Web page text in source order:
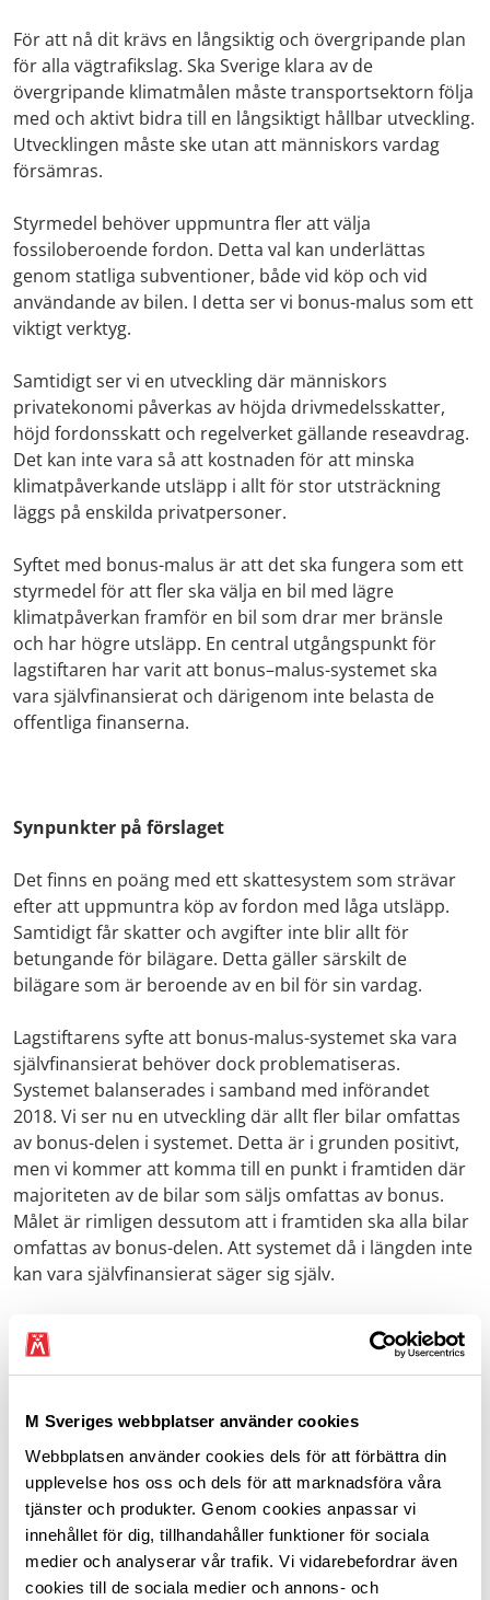
M Sveriges webbplatser använder cookies
Webbplatsen använder cookies dels för att förbättra din
upplevelse hos oss och dels för att marknadsföra våra
tjänster och produkter. Genom cookies anpassar vi
innehållet för dig, tillhandahåller funktioner för sociala
medier och analyserar vår trafik. Vi vidarebefordrar även
cookies till de sociala medier och annons- och
För att nå dit krävs en långsiktig och övergripande plan
för alla vägtrafikslag. Ska Sverige klara av de
övergripande klimatmålen måste transportsektorn följa
med och aktivt bidra till en långsiktigt hållbar utveckling.
Utvecklingen måste ske utan att människors vardag
försämras.
Styrmedel behöver uppmuntra fler att välja
fossiloberoende fordon. Detta val kan underlättas
genom statliga subventioner, både vid köp och vid
användande av bilen. I detta ser vi bonus-malus som ett
viktigt verktyg.
Samtidigt ser vi en utveckling där människors
privatekonomi påverkas av höjda drivmedelsskatter,
höjd fordonsskatt och regelverket gällande reseavdrag.
Det kan inte vara så att kostnaden för att minska
klimatpåverkande utsläpp i allt för stor utsträckning
läggs på enskilda privatpersoner.
Syftet med bonus-malus är att det ska fungera som ett
styrmedel för att fler ska välja en bil med lägre
klimatpåverkan framför en bil som drar mer bränsle
och har högre utsläpp. En central utgångspunkt för
lagstiftaren har varit att bonus–malus-systemet ska
vara självfinansierat och därigenom inte belasta de
offentliga finanserna.
Synpunkter på förslaget
Det finns en poäng med ett skattesystem som strävar
efter att uppmuntra köp av fordon med låga utsläpp.
Samtidigt får skatter och avgifter inte blir allt för
betungande för bilägare. Detta gäller särskilt de
bilägare som är beroende av en bil för sin vardag.
Lagstiftarens syfte att bonus-malus-systemet ska vara
självfinansierat behöver dock problematiseras.
Systemet balanserades i samband med införandet
2018. Vi ser nu en utveckling där allt fler bilar omfattas
av bonus-delen i systemet. Detta är i grunden positivt,
men vi kommer att komma till en punkt i framtiden där
majoriteten av de bilar som säljs omfattas av bonus.
Målet är rimligen dessutom att i framtiden ska alla bilar
omfattas av bonus-delen. Att systemet då i längden inte
kan vara självfinansierat säger sig själv.
I detta förslag föreslås malus-delen höjas för att
finansiera bonus-delen. Vi kan acceptera denna
förändring då vi står bakom målet med reformen i
inte allt för många år där malus-delen behöver höjas
ännu mer för att täcka kostnaderna för bonus-delen.
Denna ekvation kommer inte att kunna gå ihop många
år till om försäljningen av miljöbilar ökar i samma takt
som idag.
I samband med detta vill vi även åter uppmärksamma